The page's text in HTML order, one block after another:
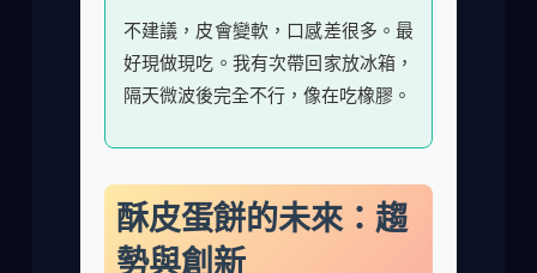
不建議，皮會變軟，口感差很多。最
好現做現吃。我有次帶回家放冰箱，
隔天微波後完全不行，像在吃橡膠。
酥皮蛋餅的未來：趨
勢與創新